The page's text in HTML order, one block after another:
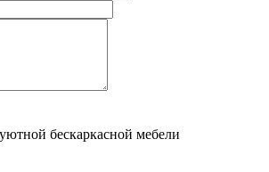
бескаркасной мебели